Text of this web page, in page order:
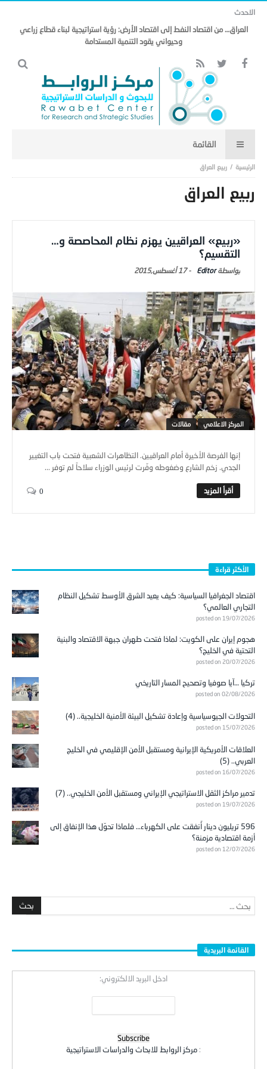
الاحدث
العراق… من اقتصاد النفط إلى اقتصاد الأرض: رؤية استراتيجية لبناء قطاع زراعي
وحيواني يقود التنمية المستدامة
ربيع العراق
ربيع العراق
«ربيع» العراقيين يهزم نظام المحاصصة و…
التقسيم؟
Editor
-17 أغسطس,2015
المركز الاعلامي مقالات
إنها الفرصة الأخيرة أمام العراقيين. التظاهرات الشعبية فتحت باب التغيير
الجدي. زخم الشارع وضغوطه وفّرت لرئيس الوزراء سلاحاً لم توفر ...
0
الأكثر قراءة
اقتصاد الجغرافيا السياسية: كيف يعيد الشرق الأوسط تشكيل النظام
التجاري العالمي؟
posted on 19/07/2026
هجوم إيران على الكويت: لماذا فتحت طهران جبهة الاقتصاد والبنية
التحتية في الخليج؟
posted on 20/07/2026
تركيا …آيا صوفيا وتصحيح المسار التاريخي
posted on 02/08/2026
التحولات الجيوسياسية وإعادة تشكيل البيئة الأمنية الخليجية.. (4)
posted on 15/07/2026
العلاقات الأمريكية الإيرانية ومستقبل الأمن الإقليمي في الخليج
العربي.. (5)
posted on 16/07/2026
تدمير مراكز الثقل الاستراتيجي الإيراني ومستقبل الأمن الخليجي.. (7)
posted on 19/07/2026
596 تريليون دينار أُنفقت على الكهرباء… فلماذا تحوّل هذا الإنفاق إلى
أزمة اقتصادية مزمنة؟
posted on 12/07/2026
القائمة البريدية
ادخل البريد الالكتروني:
: مركز الروابط للابحاث والدراسات الاستراتيجية